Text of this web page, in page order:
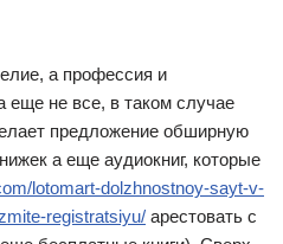
а профессия и
еще не все, в таком случае
предложение обширную
а еще аудиокниг, которые
lotomart-dolzhnostnoy-sayt-v-
registratsiyu/ арестовать с